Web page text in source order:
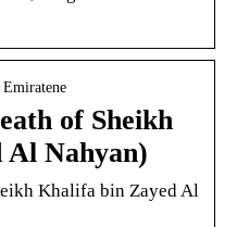
of Sheikh
Nahyan)
Khalifa bin Zayed Al